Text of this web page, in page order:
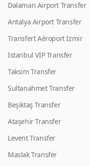
Dalaman Airport Transfer
Antalya Airport Transfer
Transfert Aéroport Izmir
Istanbul VIP Transfer
Taksim Transfer
Sultanahmet Transfer
Beşiktaş Transfer
Ataşehir Transfer
Levent Transfer
Maslak Transfer